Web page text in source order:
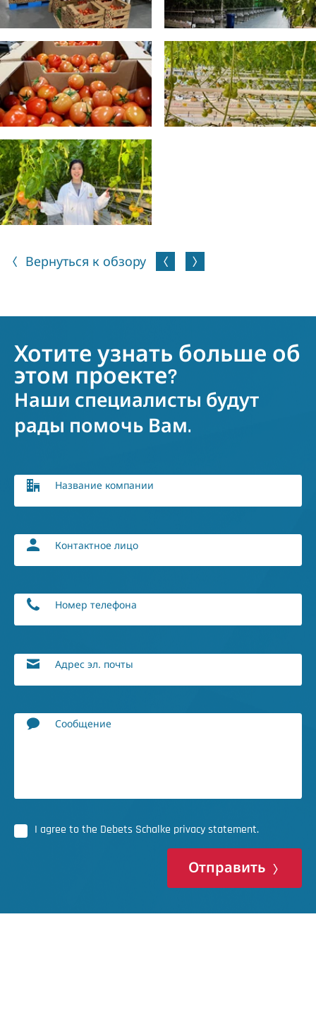
Вернуться к обзору
Хотите узнать больше об
этом проекте?
Наши специалисты будут
рады помочь Вам.
Название компании
Контактное лицо
Номер телефона
Адрес эл. почты
Сообщение
I agree to the Debets Schalke privacy statement.
Отправить